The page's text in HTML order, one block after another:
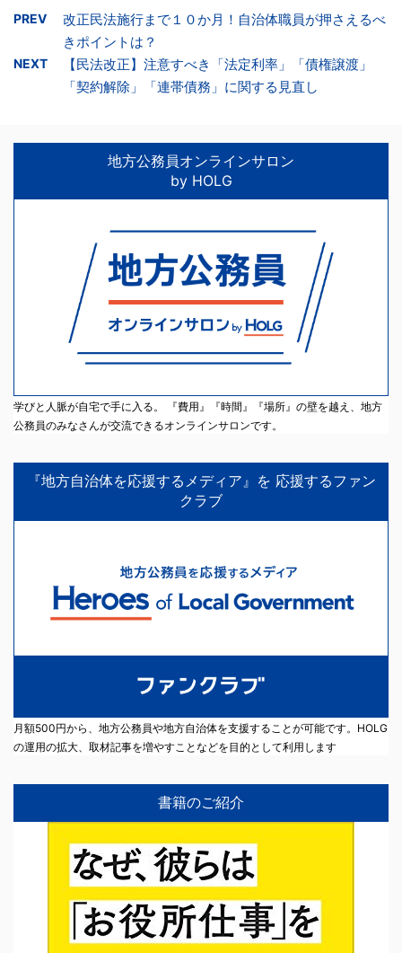
PREV
改正民法施行まで１０か月！自治体職員が押さえるべ
きポイントは？
NEXT
【民法改正】注意すべき「法定利率」「債権譲渡」
「契約解除」「連帯債務」に関する見直し
地方公務員オンラインサロン
by HOLG
学びと人脈が自宅で手に入る。 『費用』『時間』『場所』の壁を越え、地方
公務員のみなさんが交流できるオンラインサロンです。
『地方自治体を応援するメディア』を 応援するファン
クラブ
月額500円から、地方公務員や地方自治体を支援することが可能です。HOLG
の運用の拡大、取材記事を増やすことなどを目的として利用します
書籍のご紹介